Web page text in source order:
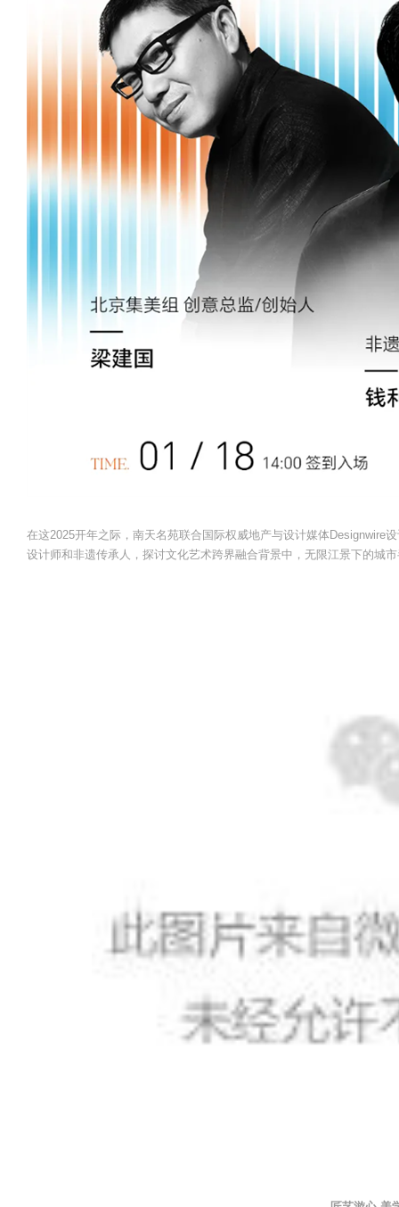
在这2025开年之际，南天名苑联合国际权威地产与设计媒体Designwire
设计师和非遗传承人，探讨文化艺术跨界融合背景中，无限江景下的城